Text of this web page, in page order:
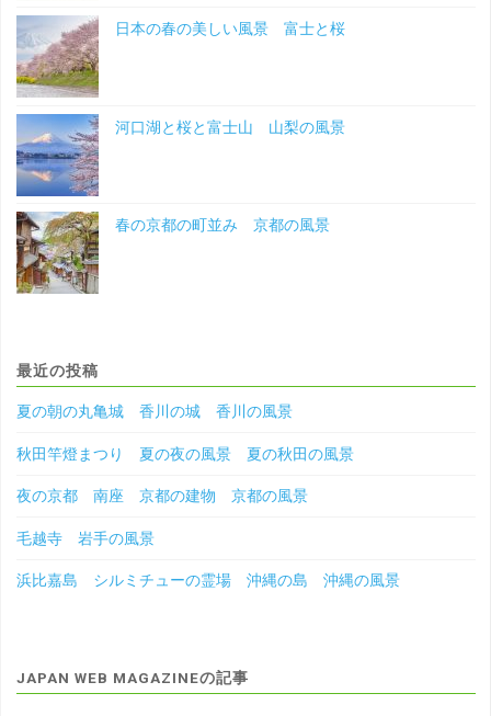
日本の春の美しい風景 富士と桜
河口湖と桜と富士山 山梨の風景
春の京都の町並み 京都の風景
最近の投稿
夏の朝の丸亀城 香川の城 香川の風景
秋田竿燈まつり 夏の夜の風景 夏の秋田の風景
夜の京都 南座 京都の建物 京都の風景
毛越寺 岩手の風景
浜比嘉島 シルミチューの霊場 沖縄の島 沖縄の風景
JAPAN WEB MAGAZINEの記事